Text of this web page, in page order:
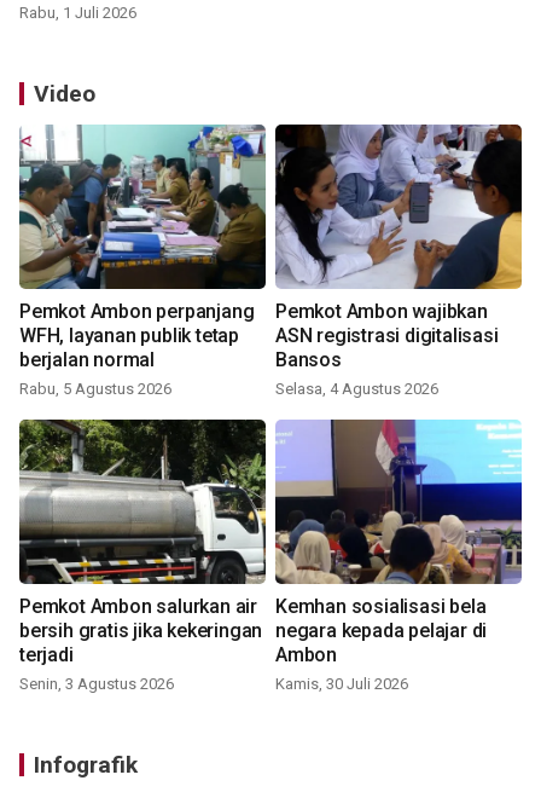
Rabu, 1 Juli 2026
Video
Pemkot Ambon perpanjang
WFH, layanan publik tetap
berjalan normal
Rabu, 5 Agustus 2026
Pemkot Ambon wajibkan
ASN registrasi digitalisasi
Bansos
Selasa, 4 Agustus 2026
Pemkot Ambon salurkan air
bersih gratis jika kekeringan
terjadi
Senin, 3 Agustus 2026
Kemhan sosialisasi bela
negara kepada pelajar di
Ambon
Kamis, 30 Juli 2026
Infografik